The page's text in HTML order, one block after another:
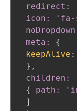
redirect:
icon: 'fa-
meta:
{
keepAlive :
} ,
children:
{
path:
]